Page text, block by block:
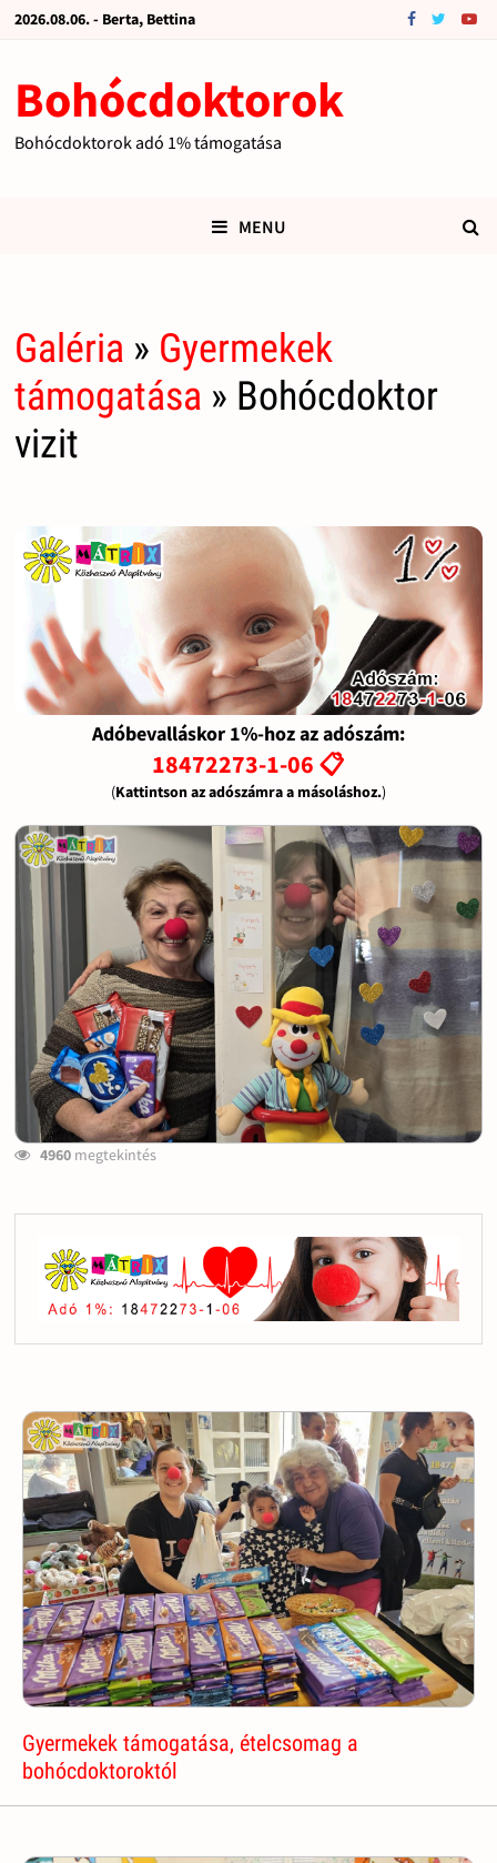
2026.08.06. - Berta, Bettina
Bohócdoktorok
Bohócdoktorok adó 1% támogatása
MENU
Galéria » Gyermekek
támogatása » Bohócdoktor
vizit
Adóbevalláskor 1%-hoz az adószám:
18472273-1-06 📋
(Kattintson az adószámra a másoláshoz.)
4960megtekintés
Gyermekek támogatása, ételcsomag a
bohócdoktoroktól